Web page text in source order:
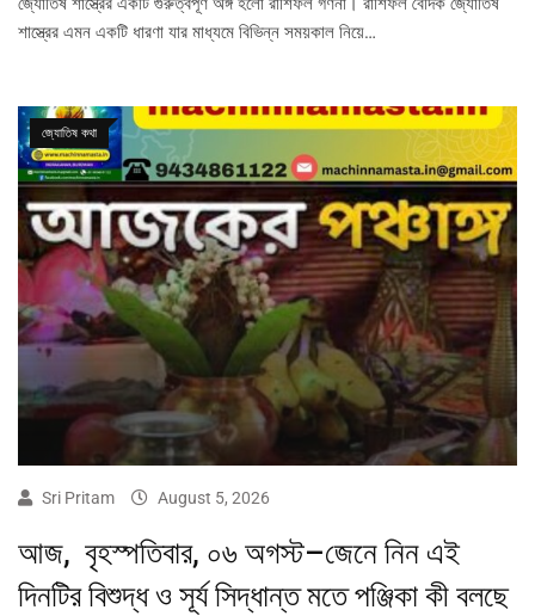
শাস্ত্রের এমন একটি ধারণা যার মাধ্যমে বিভিন্ন সময়কাল নিয়ে…
জ্যোতিষ কথা
Sri Pritam August 5, 2026
আজ, বৃহস্পতিবার, ০৬ অগস্ট–জেনে নিন এই
দিনটির বিশুদ্ধ ও সূর্য সিদ্ধান্ত মতে পঞ্জিকা কী বলছে